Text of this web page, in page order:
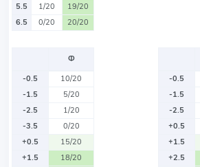
5.5
1/20
19/20
6.5
0/20 20/20
Ф
-0.5
10/20
-1.5
5/20
-2.5
1/20
-3.5
0/20
+0.5
15/20
+1.5
18/20
-0.5
-1.5
-2.5
+0.5
+1.5
+2.5